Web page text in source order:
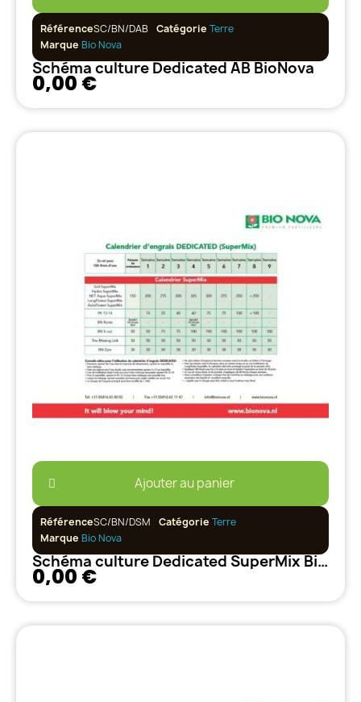
RéférenceSC/BN/DAB Catégorie Terre
Marque Bio Nova
Schéma culture Dedicated AB BioNova
0,00 €
Ajouter au panier
RéférenceSC/BN/DSM Catégorie Terre
Marque Bio Nova
Schéma culture Dedicated SuperMix BioNova
0,00 €